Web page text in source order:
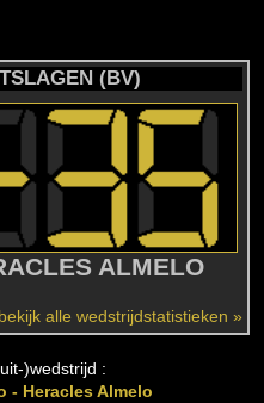
(BV)
ALMELO
bekijk alle wedstrijdstatistieken »
)wedstrijd :
- Heracles Almelo